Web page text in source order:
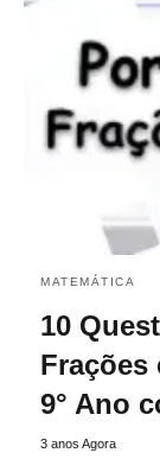
MATEMÁTICA
10
Frações
9° Ano
3 anos Agora